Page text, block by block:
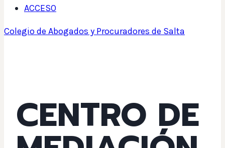
ACCESO
Colegio de Abogados y Procuradores de Salta
CENTRO DE